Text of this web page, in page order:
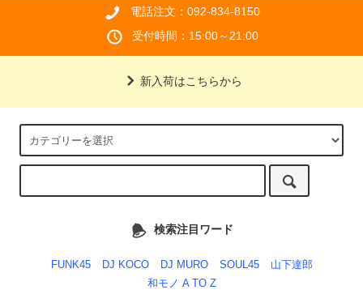
電話注文：092-834-8150
受付時間：15:00～21:00
新入荷はこちらから
検索注目ワード
FUNK45 DJ KOCO DJ MURO SOUL45
山下達郎
和モノ A TO Z